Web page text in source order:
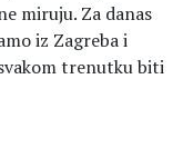
miruju. Za danas
iz Zagreba i
trenutku biti